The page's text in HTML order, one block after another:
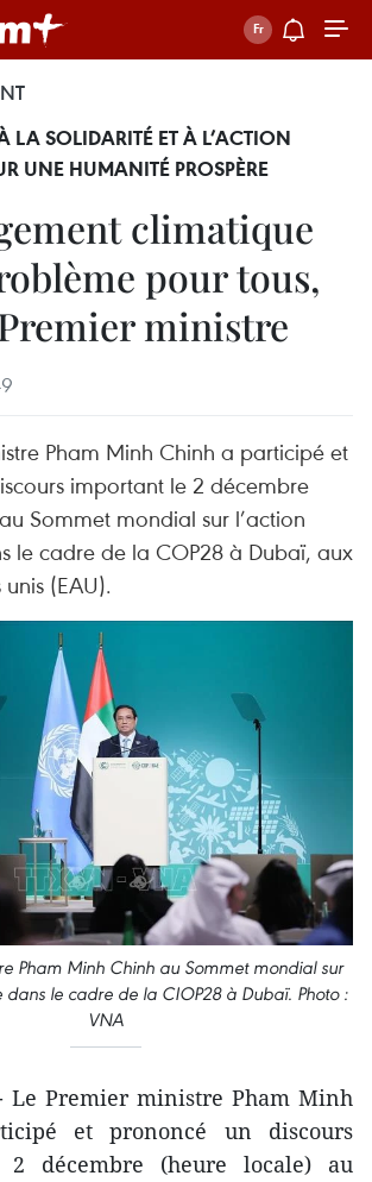
LA SOLIDARITÉ ET À L’ACTION
UNE HUMANITÉ PROSPÈRE
climatique
pour tous,
ministre
Pham Minh Chinh a participé et
important le 2 décembre
Sommet mondial sur l’action
le cadre de la COP28 à Dubaï, aux
(EAU).
Pham Minh Chinh au Sommet mondial sur
dans le cadre de la CIOP28 à Dubaï. Photo :
VNA
Le Premier ministre Pham Minh
et prononcé un discours
décembre (heure locale) au